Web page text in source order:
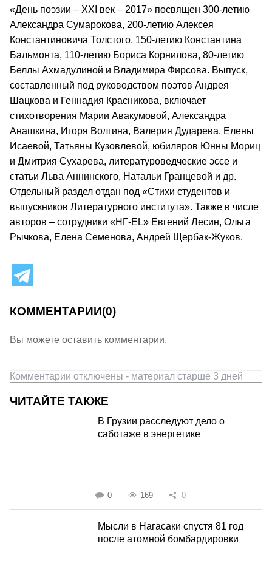
«День поэзии – XXI век – 2017» посвящен 300-летию
Александра Сумарокова, 200-летию Алексея
Константиновича Толстого, 150-летию Константина
Бальмонта, 110-летию Бориса Корнилова, 80-летию
Беллы Ахмадулиной и Владимира Фирсова. Выпуск,
составленный под руководством поэтов Андрея
Шацкова и Геннадия Красникова, включает
стихотворения Марии Авакумовой, Александра
Анашкина, Игоря Волгина, Валерия Дударева, Елены
Исаевой, Татьяны Кузовлевой, юбиляров Юнны Мориц
и Дмитрия Сухарева, литературоведческие эссе и
статьи Льва Аннинского, Натальи Гранцевой и др.
Отдельный раздел отдан под «Стихи студентов и
выпускников Литературного института». Также в числе
авторов – сотрудники «НГ-EL» Евгений Лесин, Ольга
Рычкова, Елена Семенова, Андрей Щербак-Жуков.
КОММЕНТАРИИ(0)
Вы можете оставить комментарии.
Комментарии отключены - материал старше 3 дней
ЧИТАЙТЕ ТАКЖЕ
В Грузии расследуют дело о
саботаже в энергетике
0 169 0
Мысли в Нагасаки спустя 81 год
после атомной бомбардировки